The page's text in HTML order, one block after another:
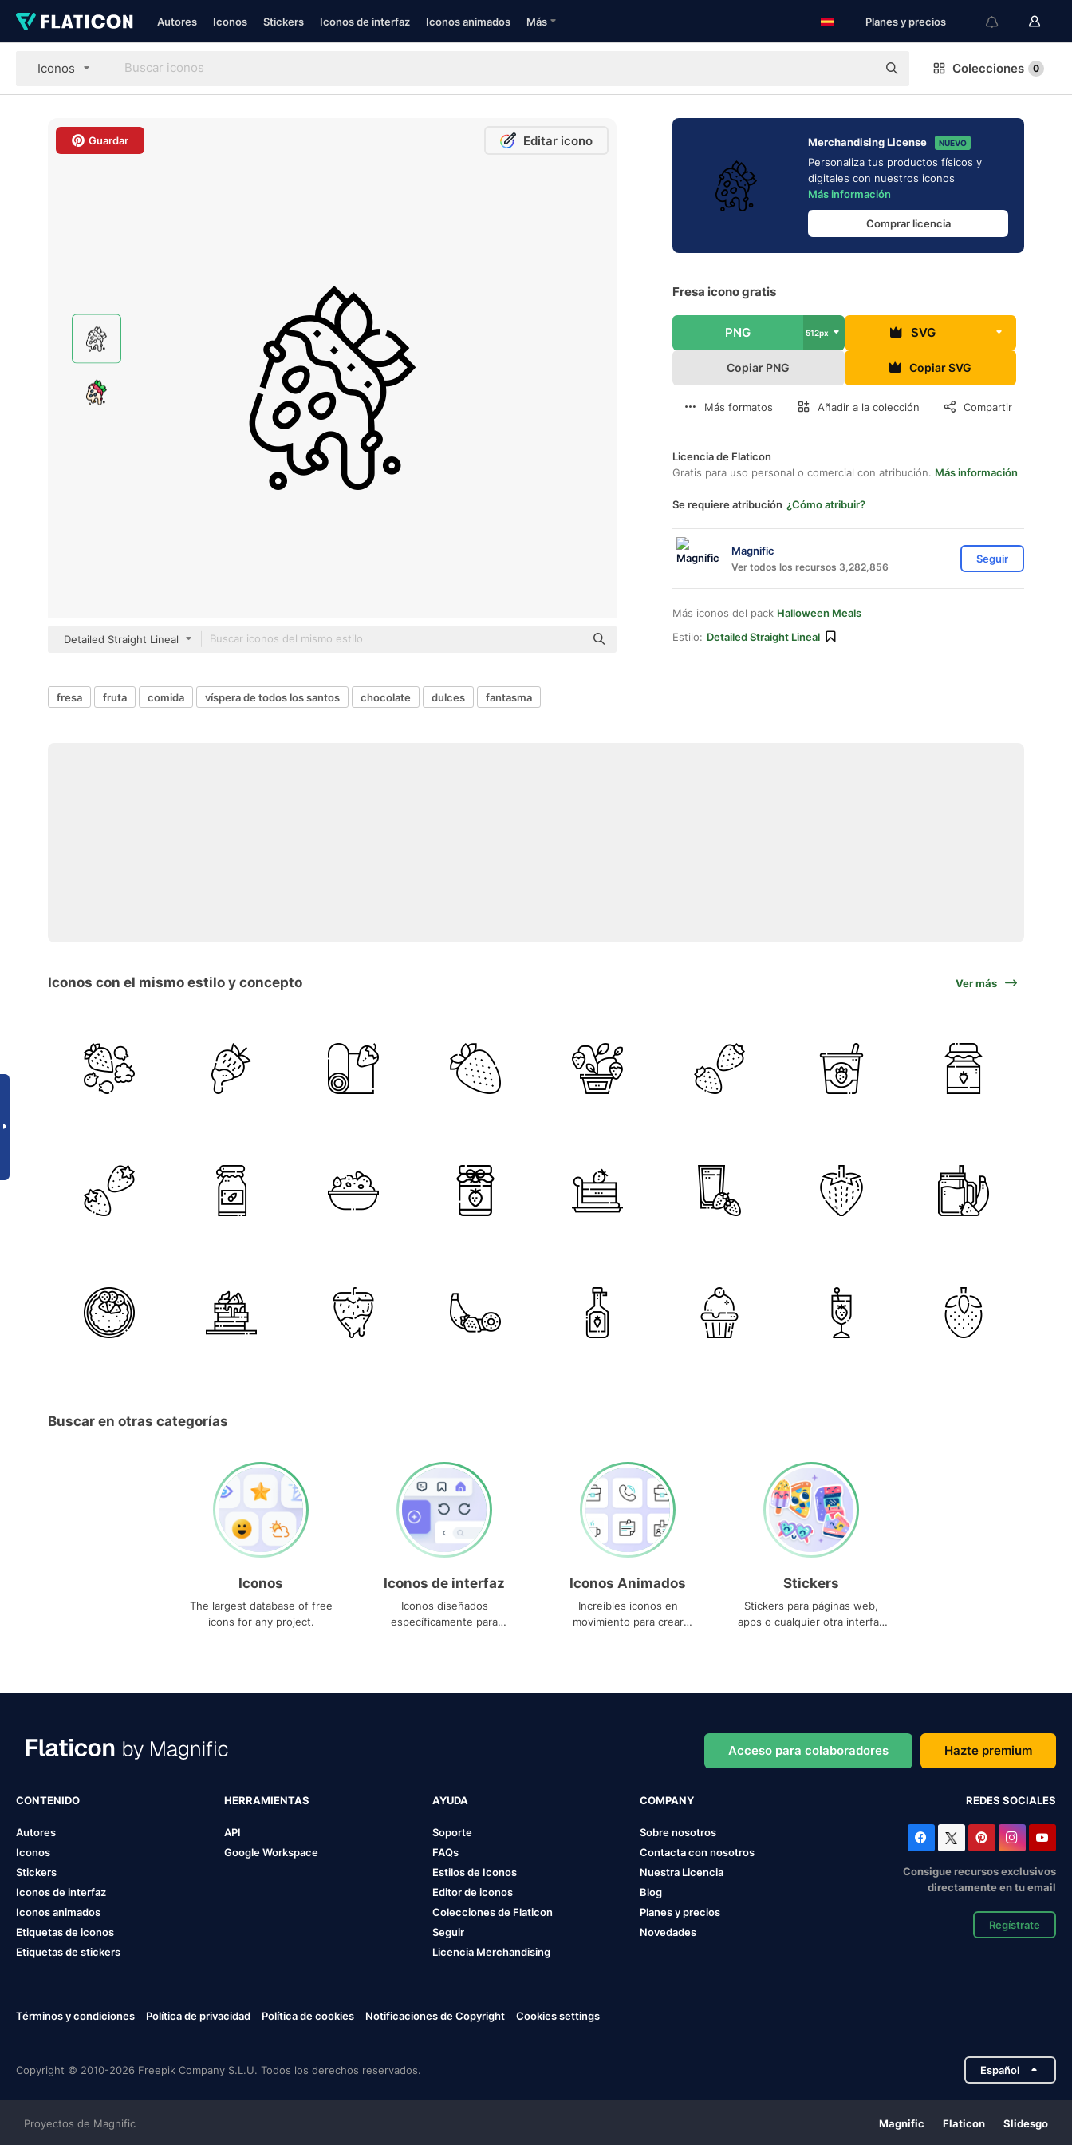
Autores Iconos Stickers Iconos de interfaz Iconos animados Más Planes y precios
Iconos Colecciones 0
Guardar Editar icono
Detailed Straight Lineal
Merchandising License NUEVO
Personaliza tus productos físicos y
digitales con nuestros iconos
Más información
Comprar licencia
Fresa icono gratis
PNG 512px SVG
Copiar PNG Copiar SVG
Más formatos Añadir a la colección Compartir
Licencia de Flaticon
Gratis para uso personal o comercial con atribución. Más información
Se requiere atribución ¿Cómo atribuir?
Magnific
Ver todos los recursos 3,282,856
Seguir
Más iconos del pack Halloween Meals
Estilo: Detailed Straight Lineal
fresa fruta comida víspera de todos los santos chocolate dulces fantasma
Iconos con el mismo estilo y concepto Ver más
Buscar en otras categorías
Iconos
The largest database of free
icons for any project.
Iconos de interfaz
Iconos diseñados
específicamente para
Iconos Animados
Increíbles iconos en
movimiento para crear
Stickers
Stickers para páginas web,
apps o cualquier otra interfaz
Acceso para colaboradores Hazte premium
CONTENIDO
Autores
Iconos
Stickers
Iconos de interfaz
Iconos animados
Etiquetas de iconos
Etiquetas de stickers
HERRAMIENTAS
API
Google Workspace
AYUDA
Soporte
FAQs
Estilos de Iconos
Editor de iconos
Colecciones de Flaticon
Seguir
Licencia Merchandising
COMPANY
Sobre nosotros
Contacta con nosotros
Nuestra Licencia
Blog
Planes y precios
Novedades
REDES SOCIALES
Consigue recursos exclusivos
directamente en tu email
Regístrate
Términos y condiciones Política de privacidad Política de cookies Notificaciones de Copyright Cookies settings
Copyright © 2010-2026 Freepik Company S.L.U. Todos los derechos reservados. Español
Proyectos de Magnific Magnific Flaticon Slidesgo